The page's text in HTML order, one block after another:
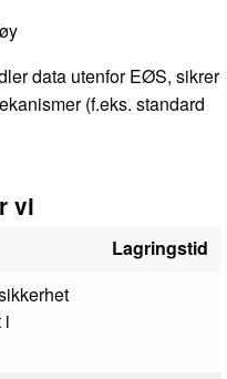
data utenfor EØS, sikrer
(f.eks. standard
vi
Lagringstid
i